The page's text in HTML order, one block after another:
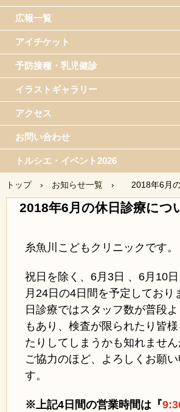
広報一覧
アイチケット
予防接種・乳児健診
イラストギャラリー
アクセス
お問い合わせ
トルシエ・イベント2026
トップ › お知らせ一覧 › 2018年6月
2018年6月の休日診療につ
糸魚川こどもクリニックです。
祝日を除く、6月3日 、6月10
月24日の4日間を予定しており
日診療ではスタッフ数が普段
もあり、検査が限られたり皆
たりしてしまうかも知れませ
ご協力のほど、よろしくお願い
す。
※上記4日間の営業時間は『